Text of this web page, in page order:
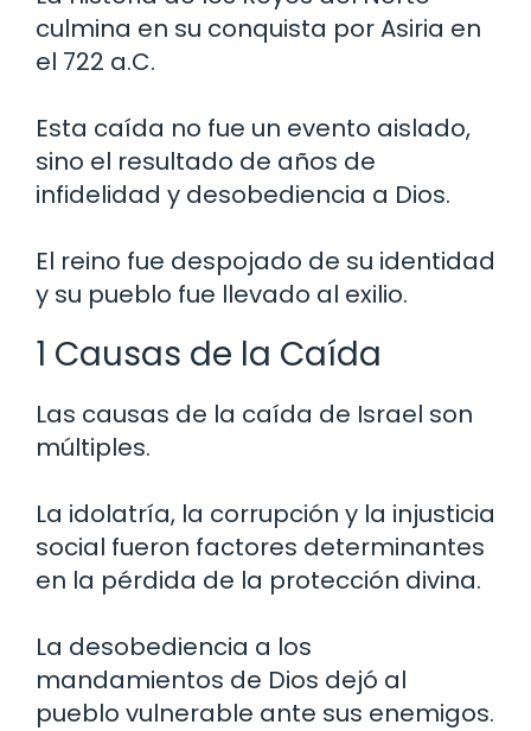
culmina en su conquista por Asiria en
el 722 a.C.
Esta caída no fue un evento aislado,
sino el resultado de años de
infidelidad y desobediencia a Dios.
El reino fue despojado de su identidad
y su pueblo fue llevado al exilio.
1 Causas de la Caída
Las causas de la caída de Israel son
múltiples.
La idolatría, la corrupción y la injusticia
social fueron factores determinantes
en la pérdida de la protección divina.
La desobediencia a los
mandamientos de Dios dejó al
pueblo vulnerable ante sus enemigos.